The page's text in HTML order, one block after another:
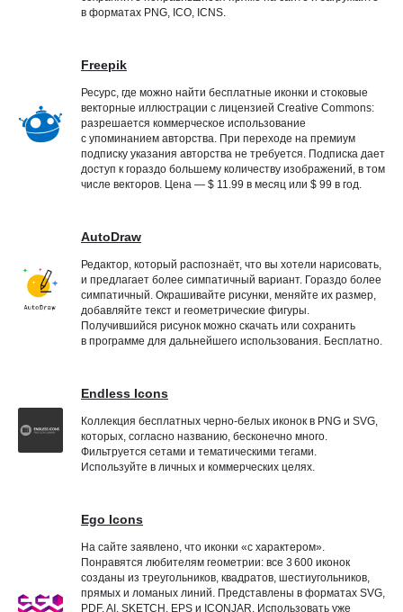
в форматах PNG, ICO, ICNS.
Freepik
Ресурс, где можно найти бесплатные иконки и стоковые
векторные иллюстрации с лицензией Creative Commons:
разрешается коммерческое использование
с упоминанием авторства. При переходе на премиум
подписку указания авторства не требуется. Подписка дает
доступ к гораздо большему количеству изображений, в том
числе векторов. Цена — $ 11.99 в месяц или $ 99 в год.
AutoDraw
Редактор, который распознаёт, что вы хотели нарисовать,
и предлагает более симпатичный вариант. Гораздо более
симпатичный. Окрашивайте рисунки, меняйте их размер,
добавляйте текст и геометрические фигуры.
Получившийся рисунок можно скачать или сохранить
в программе для дальнейшего использования. Бесплатно.
Endless Icons
Коллекция бесплатных черно-белых иконок в PNG и SVG,
которых, согласно названию, бесконечно много.
Фильтруется сетами и тематическими тегами.
Используйте в личных и коммерческих целях.
Ego Icons
На сайте заявлено, что иконки «с характером».
Понравятся любителям геометрии: все 3 600 иконок
созданы из треугольников, квадратов, шестиугольников,
прямых и ломаных линий. Представлены в форматах SVG,
PDF, AI, SKETCH, EPS и ICONJAR. Использовать уже